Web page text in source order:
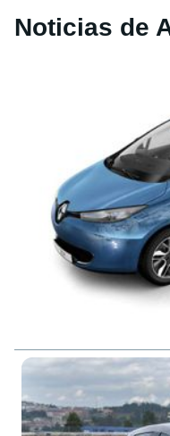
Noticias de